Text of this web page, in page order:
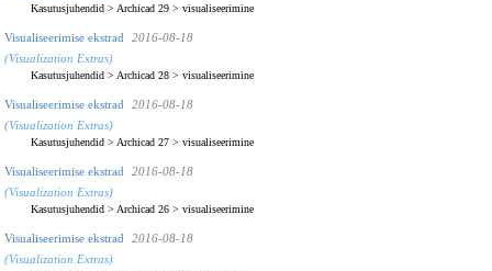
Kasutusjuhendid > Archicad 29 > visualiseerimine
Visualiseerimise ekstrad
2016-08-18
(Visualization Extras)
Kasutusjuhendid > Archicad 28 > visualiseerimine
Visualiseerimise ekstrad
2016-08-18
(Visualization Extras)
Kasutusjuhendid > Archicad 27 > visualiseerimine
Visualiseerimise ekstrad
2016-08-18
(Visualization Extras)
Kasutusjuhendid > Archicad 26 > visualiseerimine
Visualiseerimise ekstrad
2016-08-18
(Visualization Extras)